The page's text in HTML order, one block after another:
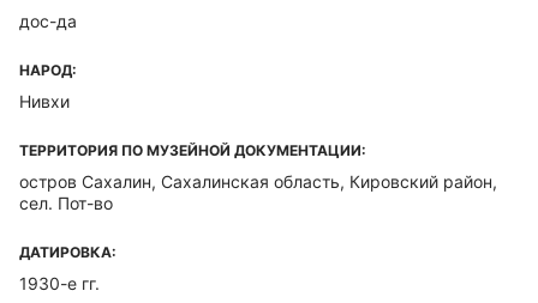
дос-да
НАРОД:
Нивхи
ТЕРРИТОРИЯ ПО МУЗЕЙНОЙ ДОКУМЕНТАЦИИ:
остров Сахалин, Сахалинская область, Кировский район,
сел. Пот-во
ДАТИРОВКА:
1930-е гг.